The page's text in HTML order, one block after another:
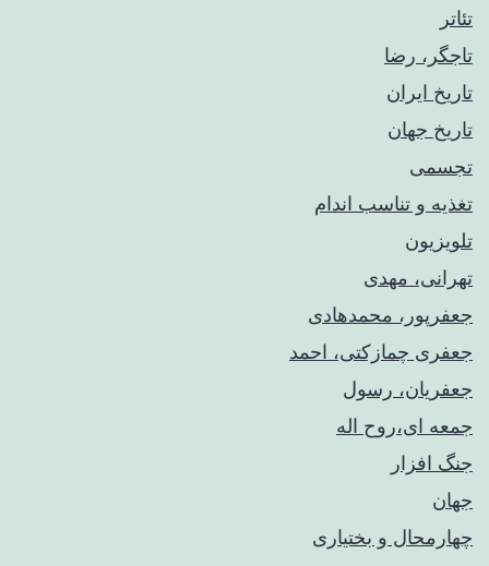
تئاتر
تاجگر، رضا
تاریخ ایران
تاریخ جهان
تجسمی
تغذیه و تناسب اندام
تلویزیون
تهرانی، مهدی
جعفرپور، محمدهادی
جعفری چمازکتی، احمد
جعفریان، رسول
جمعه ای،روح اله
جنگ افزار
جهان
چهارمحال و بختیاری